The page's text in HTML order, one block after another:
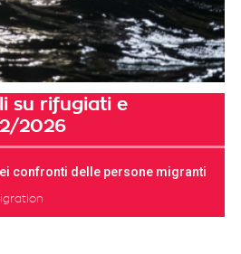
su rifugiati e
2026
confronti delle persone migranti